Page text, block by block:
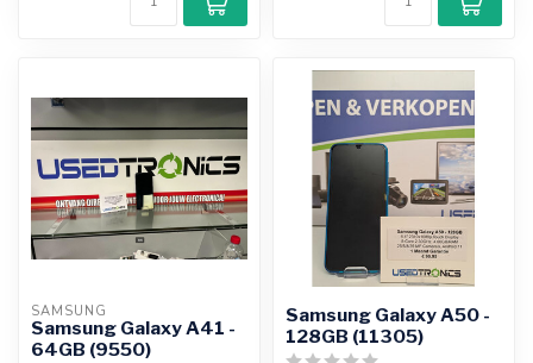
SAMSUNG
Samsung Galaxy A41 -
64GB (9550)
Samsung Galaxy A50 -
128GB (11305)